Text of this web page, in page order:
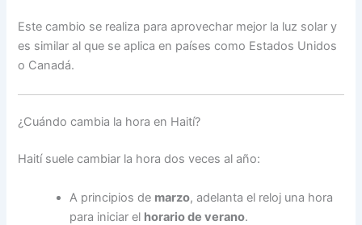
Este cambio se realiza para aprovechar mejor la luz solar y
es similar al que se aplica en países como Estados Unidos
o Canadá.
¿Cuándo cambia la hora en Haití?
Haití suele cambiar la hora dos veces al año:
A principios de marzo, adelanta el reloj una hora
para iniciar el horario de verano.